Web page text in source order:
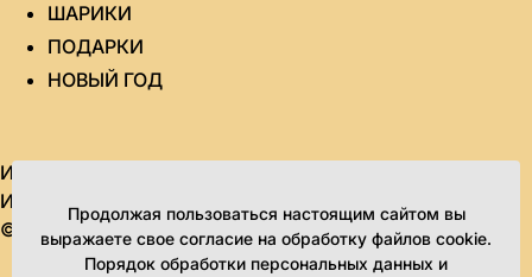
ШАРИКИ
ПОДАРКИ
НОВЫЙ ГОД
ИП Яровикова Татьяна Юрьевна
ИНН 434580995851 ОГРН 315435000020964
© 2010-2026. Все права защищены.
Продолжая пользоваться настоящим сайтом вы
выражаете свое согласие на обработку файлов cookie.
Порядок обработки персональных данных и